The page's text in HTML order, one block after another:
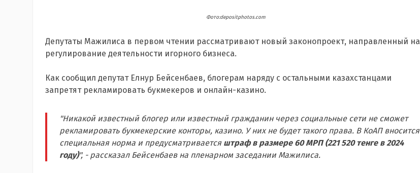
Фото:depositphotos.com
Депутаты Мажилиса в первом чтении рассматривают новый законопроект, направленный на
регулирование деятельности игорного бизнеса.
Как сообщил депутат Елнур Бейсенбаев, блогерам наряду с остальными казахстанцами
запретят рекламировать букмекеров и онлайн-казино.
"Никакой известный блогер или известный гражданин через социальные сети не сможет
рекламировать букмекерские конторы, казино. У них не будет такого права. В КоАП вносится
специальная норма и предусматривается штраф в размере 60 МРП (221 520 тенге в 2024
году)", - рассказал Бейсенбаев на пленарном заседании Мажилиса.